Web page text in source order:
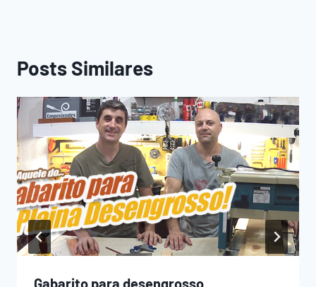
Posts Similares
Gabarito para desengrosso